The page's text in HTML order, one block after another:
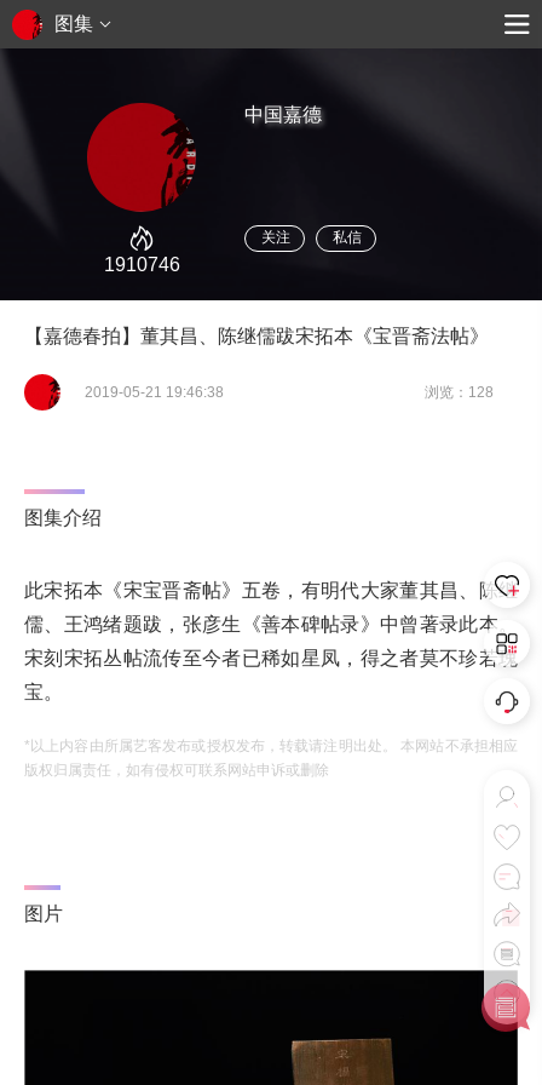
图集
1910746
中国嘉德
关注 私信
【嘉德春拍】董其昌、陈继儒跋宋拓本《宝晋斋法帖》
2019-05-21 19:46:38 浏览：128
图集介绍
此宋拓本《宋宝晋斋帖》五卷，有明代大家董其昌、陈继
儒、王鸿绪题跋，张彦生《善本碑帖录》中曾著录此本。
宋刻宋拓丛帖流传至今者已稀如星凤，得之者莫不珍若瑰
宝。
*以上内容由所属艺客发布或授权发布，转载请注明出处。 本网站不承担相应
版权归属责任，如有侵权可联系网站申诉或删除
图片